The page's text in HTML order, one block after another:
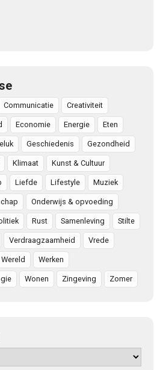
Communicatie Creativiteit
Economie Energie Eten
Geschiedenis Gezondheid
Klimaat Kunst & Cultuur
Liefde Lifestyle Muziek
Onderwijs & opvoeding
Rust Samenleving Stilte
Verdraagzaamheid Vrede
Wereld Werken
Wonen Zingeving Zomer